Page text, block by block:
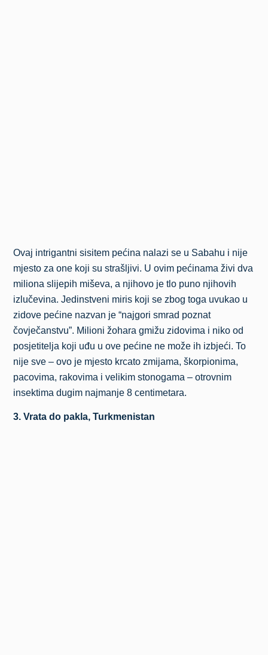
Ovaj intrigantni sisitem pećina nalazi se u Sabahu i nije
mjesto za one koji su strašljivi. U ovim pećinama živi dva
miliona slijepih miševa, a njihovo je tlo puno njihovih
izlučevina. Jedinstveni miris koji se zbog toga uvukao u
zidove pećine nazvan je “najgori smrad poznat
čovječanstvu”. Milioni žohara gmižu zidovima i niko od
posjetitelja koji uđu u ove pećine ne može ih izbjeći. To
nije sve – ovo je mjesto krcato zmijama, škorpionima,
pacovima, rakovima i velikim stonogama – otrovnim
insektima dugim najmanje 8 centimetara.
3. Vrata do pakla, Turkmenistan